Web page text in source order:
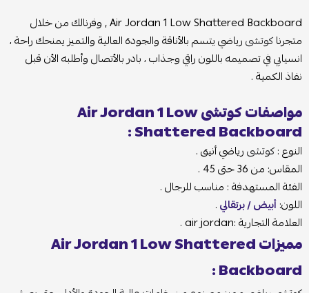
Air Jordan 1 Low Shattered Backboard , وفرنالك من خلال
متجرناكوتشىرياضي يتسم بالأناقة والجودة العالية والتميز يمنحك راحة ،
انسيابي في تصميمه باللون راقي وجذاب ، بادر بالأتصال وأطلبه الأن قبل
نفاذ الكمية .
مواصفات كوتشى Air Jordan 1 Low
Shattered Backboard :
النوع :كوتشىرياضي أنيق .
المقاس: من 36 حتى 45 .
الفئة المستهدفة : مناسب للرجال .
اللون:أبيض / برتقالي.
العلامة التجارية :air jordan .
مميزات Air Jordan 1 Low Shattered
Backboard :